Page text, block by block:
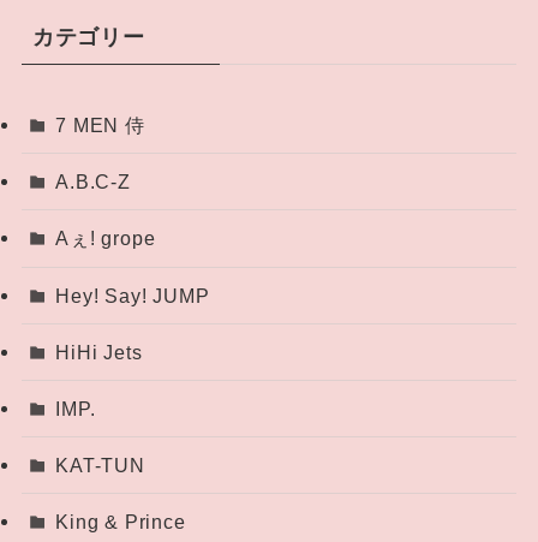
カテゴリー
7 MEN 侍
A.B.C-Z
Aぇ! grope
Hey! Say! JUMP
HiHi Jets
IMP.
KAT-TUN
King & Prince